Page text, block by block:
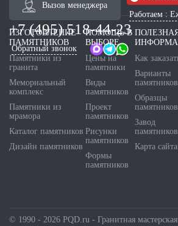
Вызов менеджера
Работаем :
+7 (495) 518-44-23
Обратный звонок
ИЗГОТОВЛЕНИЕ
ПАМЯТНИКОВ
Памятники из
гранита
Мемориальный
комплекс
Памятники из
мрамора
Каталог памятников
Дизайн памятников
ПОМОЩЬ В
ВЫБОРЕ
Цены на
памятники
Виды
памятников
Проект
памятников
Рисунки
памятников
Формы
памятников
Как
Варианты
памятников
Образцы
памятников
Завод
памятников
Карта сайта
© 1990 - 2026 PQD.ru - Гранитная